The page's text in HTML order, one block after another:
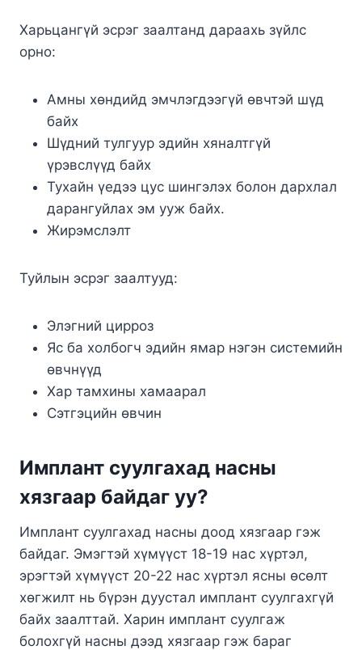
Харьцангүй эсрэг заалтанд дараахь зүйлс
орно:
Амны хөндийд эмчлэгдээгүй өвчтэй шүд
байх
Шүдний тулгуур эдийн хяналтгүй
үрэвслүүд байх
Тухайн үедээ цус шингэлэх болон дархлал
дарангуйлах эм ууж байх.
Жирэмслэлт
Туйлын эсрэг заалтууд:
Элэгний цирроз
Яс ба холбогч эдийн ямар нэгэн системийн
өвчнүүд
Хар тамхины хамаарал
Сэтгэцийн өвчин
Имплант суулгахад насны
хязгаар байдаг уу?
Имплант суулгахад насны доод хязгаар гэж
байдаг. Эмэгтэй хүмүүст 18-19 нас хүртэл,
эрэгтэй хүмүүст 20-22 нас хүртэл ясны өсөлт
хөгжилт нь бүрэн дуустал имплант суулгахгүй
байх заалттай. Харин имплант суулгаж
болохгүй насны дээд хязгаар гэж бараг